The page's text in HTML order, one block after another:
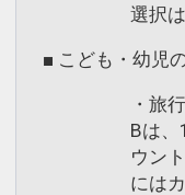
選択
■ こども・幼児
・旅
Bは
ウン
には